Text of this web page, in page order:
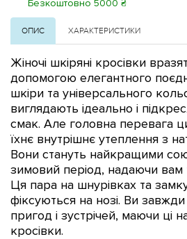
Безкоштовно 5000 ₴
ОПИС ХАРАКТЕРИСТИКИ
Жіночі шкіряні кросівки
допомогою елегантного
шкіри та універсального
виглядають ідеально і
смак. Але головна перевага
їхнє внутрішнє утеплення з
Вони стануть найкращими
зимовий період, надаючи вам
Ця пара на шнурівках та
фіксуються на нозі. Ви
пригод і зустрічей, маючи ці
кросівки.